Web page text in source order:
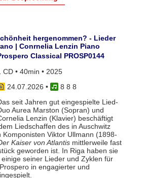
hergenommen? - Lieder
| Conrnelia Lenzin Piano
Classical PROSP0144
CD • 40min • 2025
24.07.2026 •
8 8 8
seit Jahren gut eingespielte Lied-
Aurea Marston (Sopran) und
Lenzin (Klavier) beschäftigt
Liedschaffen des in Auschwitz
Viktor Ullmann (1898-
Kaiser von Atlantismittlerweile fast
geworden ist. In Riga haben sie
seiner Lieder und Zyklen für
in engagierter und